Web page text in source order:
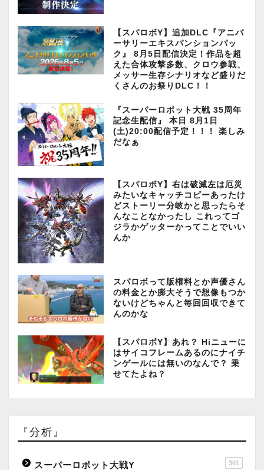
【スパロボY】追加DLC『アニバ
ーサリーエキスパンションパッ
ク』 8月5日配信決定！作品を超
えた合体攻撃多数、クロウ参戦、
メッサー生存シナリオなど盛りだ
くさんのお祭りDLC！！
『スーパーロボット大戦 35周年
記念生配信』 本日 8月1日
(土)20:00配信予定！！！ 楽しみ
だなぁ
【スパロボY】右は破滅左は厄災
みたいなキャッチコピーあったけ
どストーリー分岐かと思ったらそ
んなことなかったし これってゴ
ジラかゲッターかってことでいい
んか
スパロボって版権料とか声優さん
の料金とか膨大そうで想像もつか
ないけどちゃんと毎回回収できて
んのかな
【スパロボY】あれ？ Hiニューに
はサイコフレームあるのにナイチ
ンゲールには無いのなんで？ 乗
せてたよね？
『分析』
スーパーロボット大戦Y 361